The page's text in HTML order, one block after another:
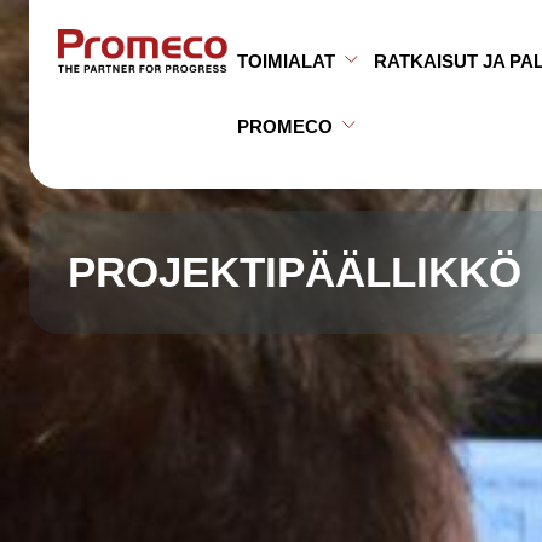
TOIMIALAT
Avaa alavalikko
Sulje alavalikko
RATKAISUT JA
PROMECO
PROJEKTIPÄÄLLIKKÖ